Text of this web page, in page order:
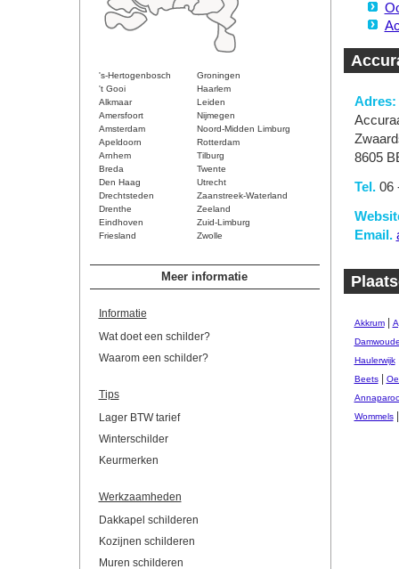
's-Hertogenbosch
Groningen
't Gooi
Haarlem
Alkmaar
Leiden
Amersfoort
Nijmegen
Amsterdam
Noord-Midden Limburg
Apeldoorn
Rotterdam
Arnhem
Tilburg
Breda
Twente
Den Haag
Utrecht
Drechtsteden
Zaanstreek-Waterland
Drenthe
Zeeland
Eindhoven
Zuid-Limburg
Friesland
Zwolle
Meer informatie
Informatie
Wat doet een schilder?
Waarom een schilder?
Tips
Lager BTW tarief
Winterschilder
Keurmerken
Werkzaamheden
Dakkapel schilderen
Kozijnen schilderen
Muren schilderen
Adres:
8605
Tel.06
Email.
Akkrum|
Haulerwijk
Beets|
Wommels